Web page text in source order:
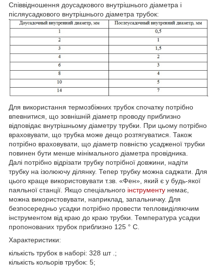
Співвідношення доусадкового внутрішнього діаметра і
післяусадкового внутрішнього діаметра трубок:
Для використання термозбіжних трубок спочатку потрібно
впевнитися, що зовнішній діаметр проводу приблизно
відповідає внутрішньому діаметру трубки. При цьому потрібно
враховувати, що трубка може дещо розтягуватися. Також
потрібно враховувати, що діаметр повністю усадженої трубки
повинен бути менше мінімального діаметра провідника.
Далі потрібно відрізати трубку потрібної довжини, надіти
трубку на ізолюючу ділянку. Тепер трубку можна саджати. Для
цього краще використовувати т.зв. «Фен», який є у будь-якої
паяльної станції. Якщо спеціального інструменту немає,
можна використовувати, наприклад, запальничку. Для
безпосередньо усадки потрібно провести тепловиділяючим
інструментом від краю до краю трубки. Температура усадки
пропонованих трубок приблизно 125 ° C.
Характеристики:
кількість трубок в наборі: 328 шт .;
кількість кольорів трубок: 5;